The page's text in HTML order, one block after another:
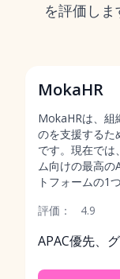
を評価しま
MokaHR
MokaHRは、組
のを支援するた
です。現在では
ム向けの最高の
トフォームの1
評価：
4.9
APAC優先、